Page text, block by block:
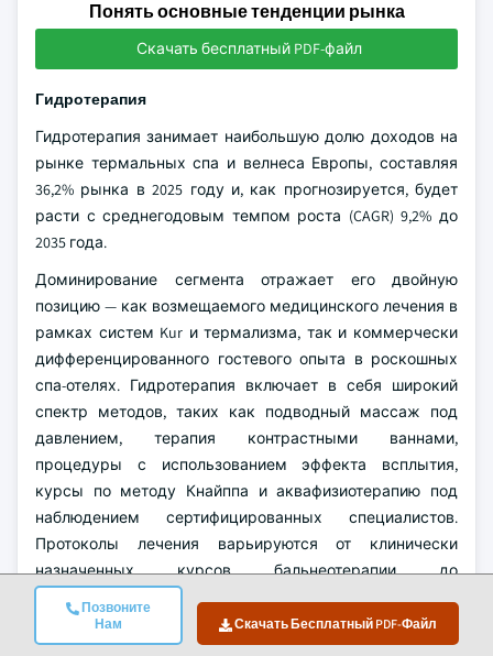
Позвоните
Нам
Скачать Бесплатный PDF-Файл
Понять основные тенденции рынка
Скачать бесплатный PDF-файл
Гидротерапия
Гидротерапия занимает наибольшую долю доходов на
рынке термальных спа и велнеса Европы, составляя
36,2% рынка в 2025 году и, как прогнозируется, будет
расти с среднегодовым темпом роста (CAGR) 9,2% до
2035 года.
Доминирование сегмента отражает его двойную
позицию — как возмещаемого медицинского лечения в
рамках систем Kur и термализма, так и коммерчески
дифференцированного гостевого опыта в роскошных
спа-отелях. Гидротерапия включает в себя широкий
спектр методов, таких как подводный массаж под
давлением, терапия контрастными ваннами,
процедуры с использованием эффекта всплытия,
курсы по методу Кнайппа и аквафизиотерапию под
наблюдением сертифицированных специалистов.
Протоколы лечения варьируются от клинически
назначенных курсов бальнеотерапии до
экспериментальных программ аква-оздоровления.
Типичным примером внедрения является Aqua Dome в